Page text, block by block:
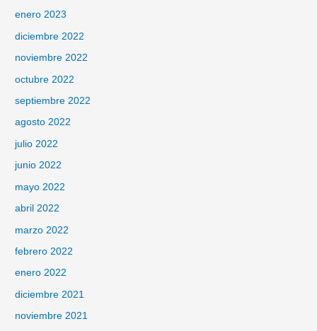
enero 2023
diciembre 2022
noviembre 2022
octubre 2022
septiembre 2022
agosto 2022
julio 2022
junio 2022
mayo 2022
abril 2022
marzo 2022
febrero 2022
enero 2022
diciembre 2021
noviembre 2021